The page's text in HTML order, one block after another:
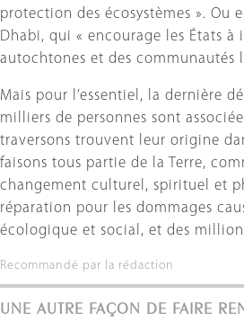
protection des écosystèmes ».
Dhabi, qui « encourage les États
autochtones et des
Mais pour l’essentiel, la dernière
milliers de personnes sont
traversons trouvent leur origine
faisons tous partie de la Terre,
changement culturel, spirituel et
réparation pour les dommages
écologique et social, et des
Recommandé par la rédaction
UNE AUTRE FAÇON DE FAIRE